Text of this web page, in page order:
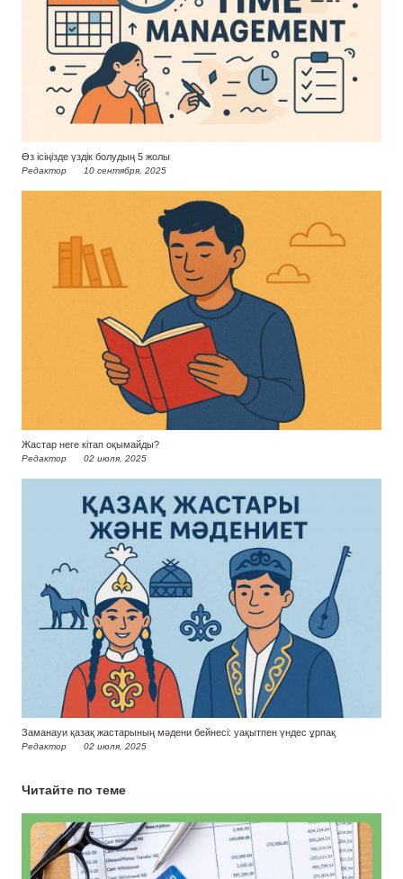
Өз ісіңізде үздік болудың 5 жолы
Редактор 10 сентября, 2025
Жастар неге кітап оқымайды?
Редактор 02 июля, 2025
Заманауи қазақ жастарының мәдени бейнесі: уақытпен үндес ұрпақ
Редактор 02 июля, 2025
Читайте по теме